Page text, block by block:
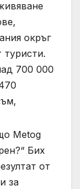
окръг
туристи.
700 000
Metog
Бих
от
за